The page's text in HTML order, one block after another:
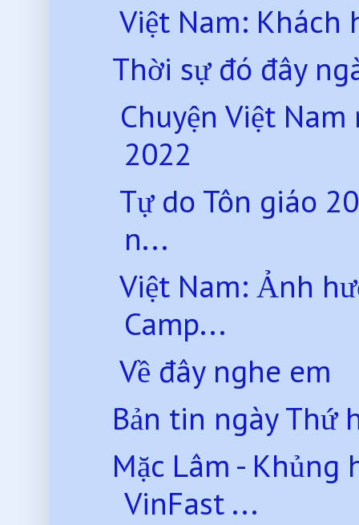
Việt Nam: Khách
Thời sự đó đây
Chuyện Việt
2022
Tự do Tôn giáo
n...
Việt Nam: Ảnh
Camp...
Về đây nghe em
Bản tin ngày Thứ
Mặc Lâm -
VinFast ...